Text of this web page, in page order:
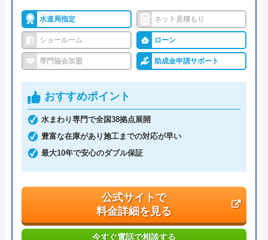
サンコウホーム の基本情報
運営会社 株式会社サンコウホ―ム
代表者 上口和重
創業・設立 昭和47年6月30日設立
本社所在地
〒607-8064
京都府京都市山科区音羽八ノ坪36-7
水道局指定 ネット見積もり
ショールーム ローン
専門協会加盟 助成金申請サポート
おすすめポイント
水まわり専門で全国38拠点展開
豊富な在庫があり施工までの対応が早い
最大10年で安心のダブル保証
公式サイトで
料金詳細を見る
今すぐ電話で相談する